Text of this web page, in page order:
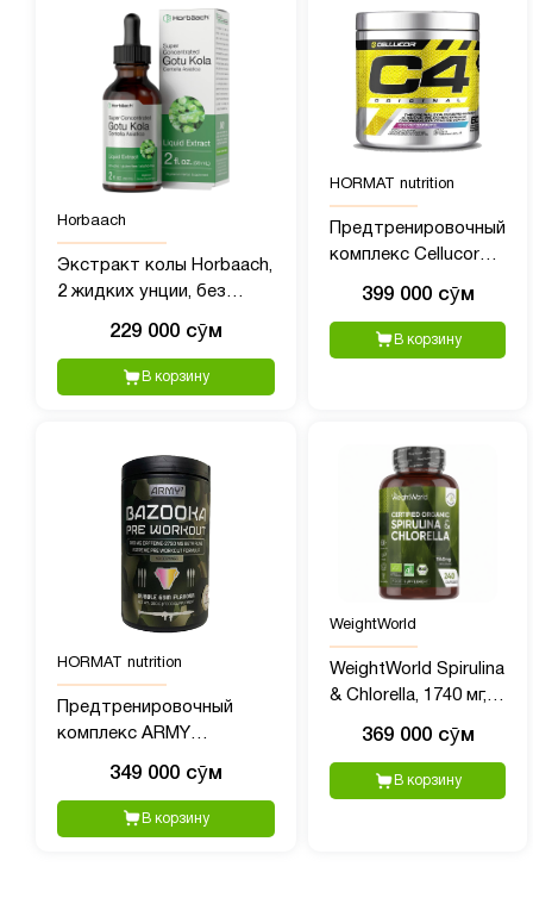
Horbaach
Экстракт колы Horbaach,
2 жидких унции, без
сверхконцентрированная
жидкая травяная
добавка, вегетарианская,
229 000 сӯм
В корзину
HORMAT nutrition
Предтренировочный
комплекс Cellucor
399 000 сӯм
В корзину
HORMAT nutrition
Предтренировочный
комплекс ARMY
40 порций, 380 гр пищвая
добавка
349 000 сӯм
В корзину
WeightWorld
WeightWorld Spirulina
& Chlorella, 1740 мг,
369 000 сӯм
В корзину